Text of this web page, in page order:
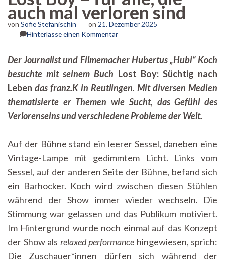
auch mal verloren sind
von Sofie Stefanischin on 21. Dezember 2025
Hinterlasse einen Kommentarzu
für
alle,
auch
mal
verloren
Der Journalist und Filmemacher Hubertus „Hubi“ Koch
besuchte mit seinem Buch Lost Boy: Süchtig nach
Leben das franz.K in Reutlingen. Mit diversen Medien
thematisierte er Themen wie Sucht, das Gefühl des
Verlorenseins undverschiedene Probleme der Welt.
Auf der Bühne stand ein leerer Sessel, daneben eine
Vintage-Lampe mit gedimmtem Licht. Links vom
Sessel, auf der anderen Seite der Bühne, befand sich
ein Barhocker. Koch wird zwischen diesen Stühlen
während der Show immer wieder wechseln. Die
Stimmung war gelassen und das Publikum motiviert.
Im Hintergrund wurde noch einmal auf das Konzept
der Show als relaxed performance hingewiesen, sprich:
Die Zuschauer*innen dürfen sich während der